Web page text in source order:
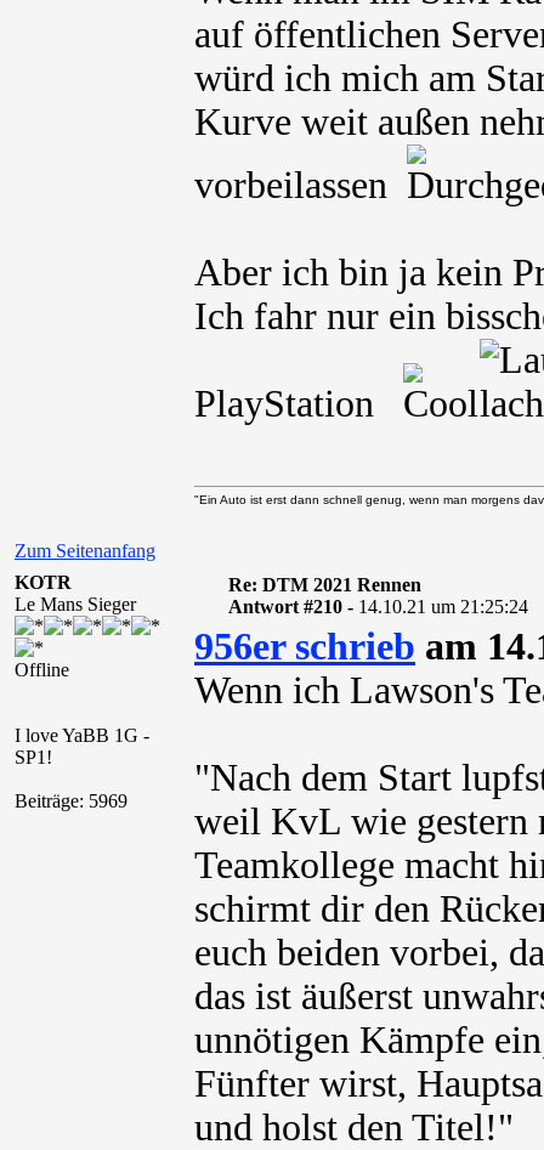
auf öffentlichen
würd ich mich am
Kurve weit außen
vorbeilassen
Aber ich bin ja kein
Ich fahr nur ein
PlayStation
Zum Seitenanfang
"Ein Auto ist erst dann schnell genug, wenn man morgens
KOTR
Le Mans Sieger
Offline
I love YaBB 1G -
SP1!
Beiträge: 5969
Re: DTM 2021 Rennen
Antwort #210 - 14.10.21 um 21:25:24
956er schrieb am
Wenn ich Lawson's
"Nach dem Start
weil KvL wie gestern
Teamkollege macht
schirmt dir den
euch beiden vorbei,
das ist äußerst
unnötigen Kämpfe
Fünfter wirst,
und holst den Titel!"